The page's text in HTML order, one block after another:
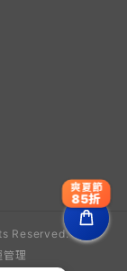
Reserved.
管理
爽夏節
85折